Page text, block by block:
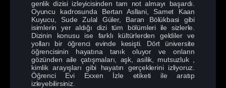
genlik dizisi izleyicisinden tam not almayı başardı.
Oyuncu kadrosunda Bertan Asllani, Samet Kaan
Kuyucu, Sude Zulal Güler, Baran Bölükbasi gibi
isimlerin yer aldığı dizi tüm bölümleri ile sizlerle.
Dizinin konusu ise farklı kültürlerden geldiler ve
yolları bir öğrenci evinde kesişti. Dört üniversite
öğrencisinin hayatına tanık oluyor ve onların
gözünden aile çatışmaları, aşk, asilik, mutsuzluk ,
kimlik arayışları gibi hayatın gerçeklerini izliyoruz.
Öğrenci Evi Exxen İzle etiketi ile aratıp
izleyebilirsiniz.